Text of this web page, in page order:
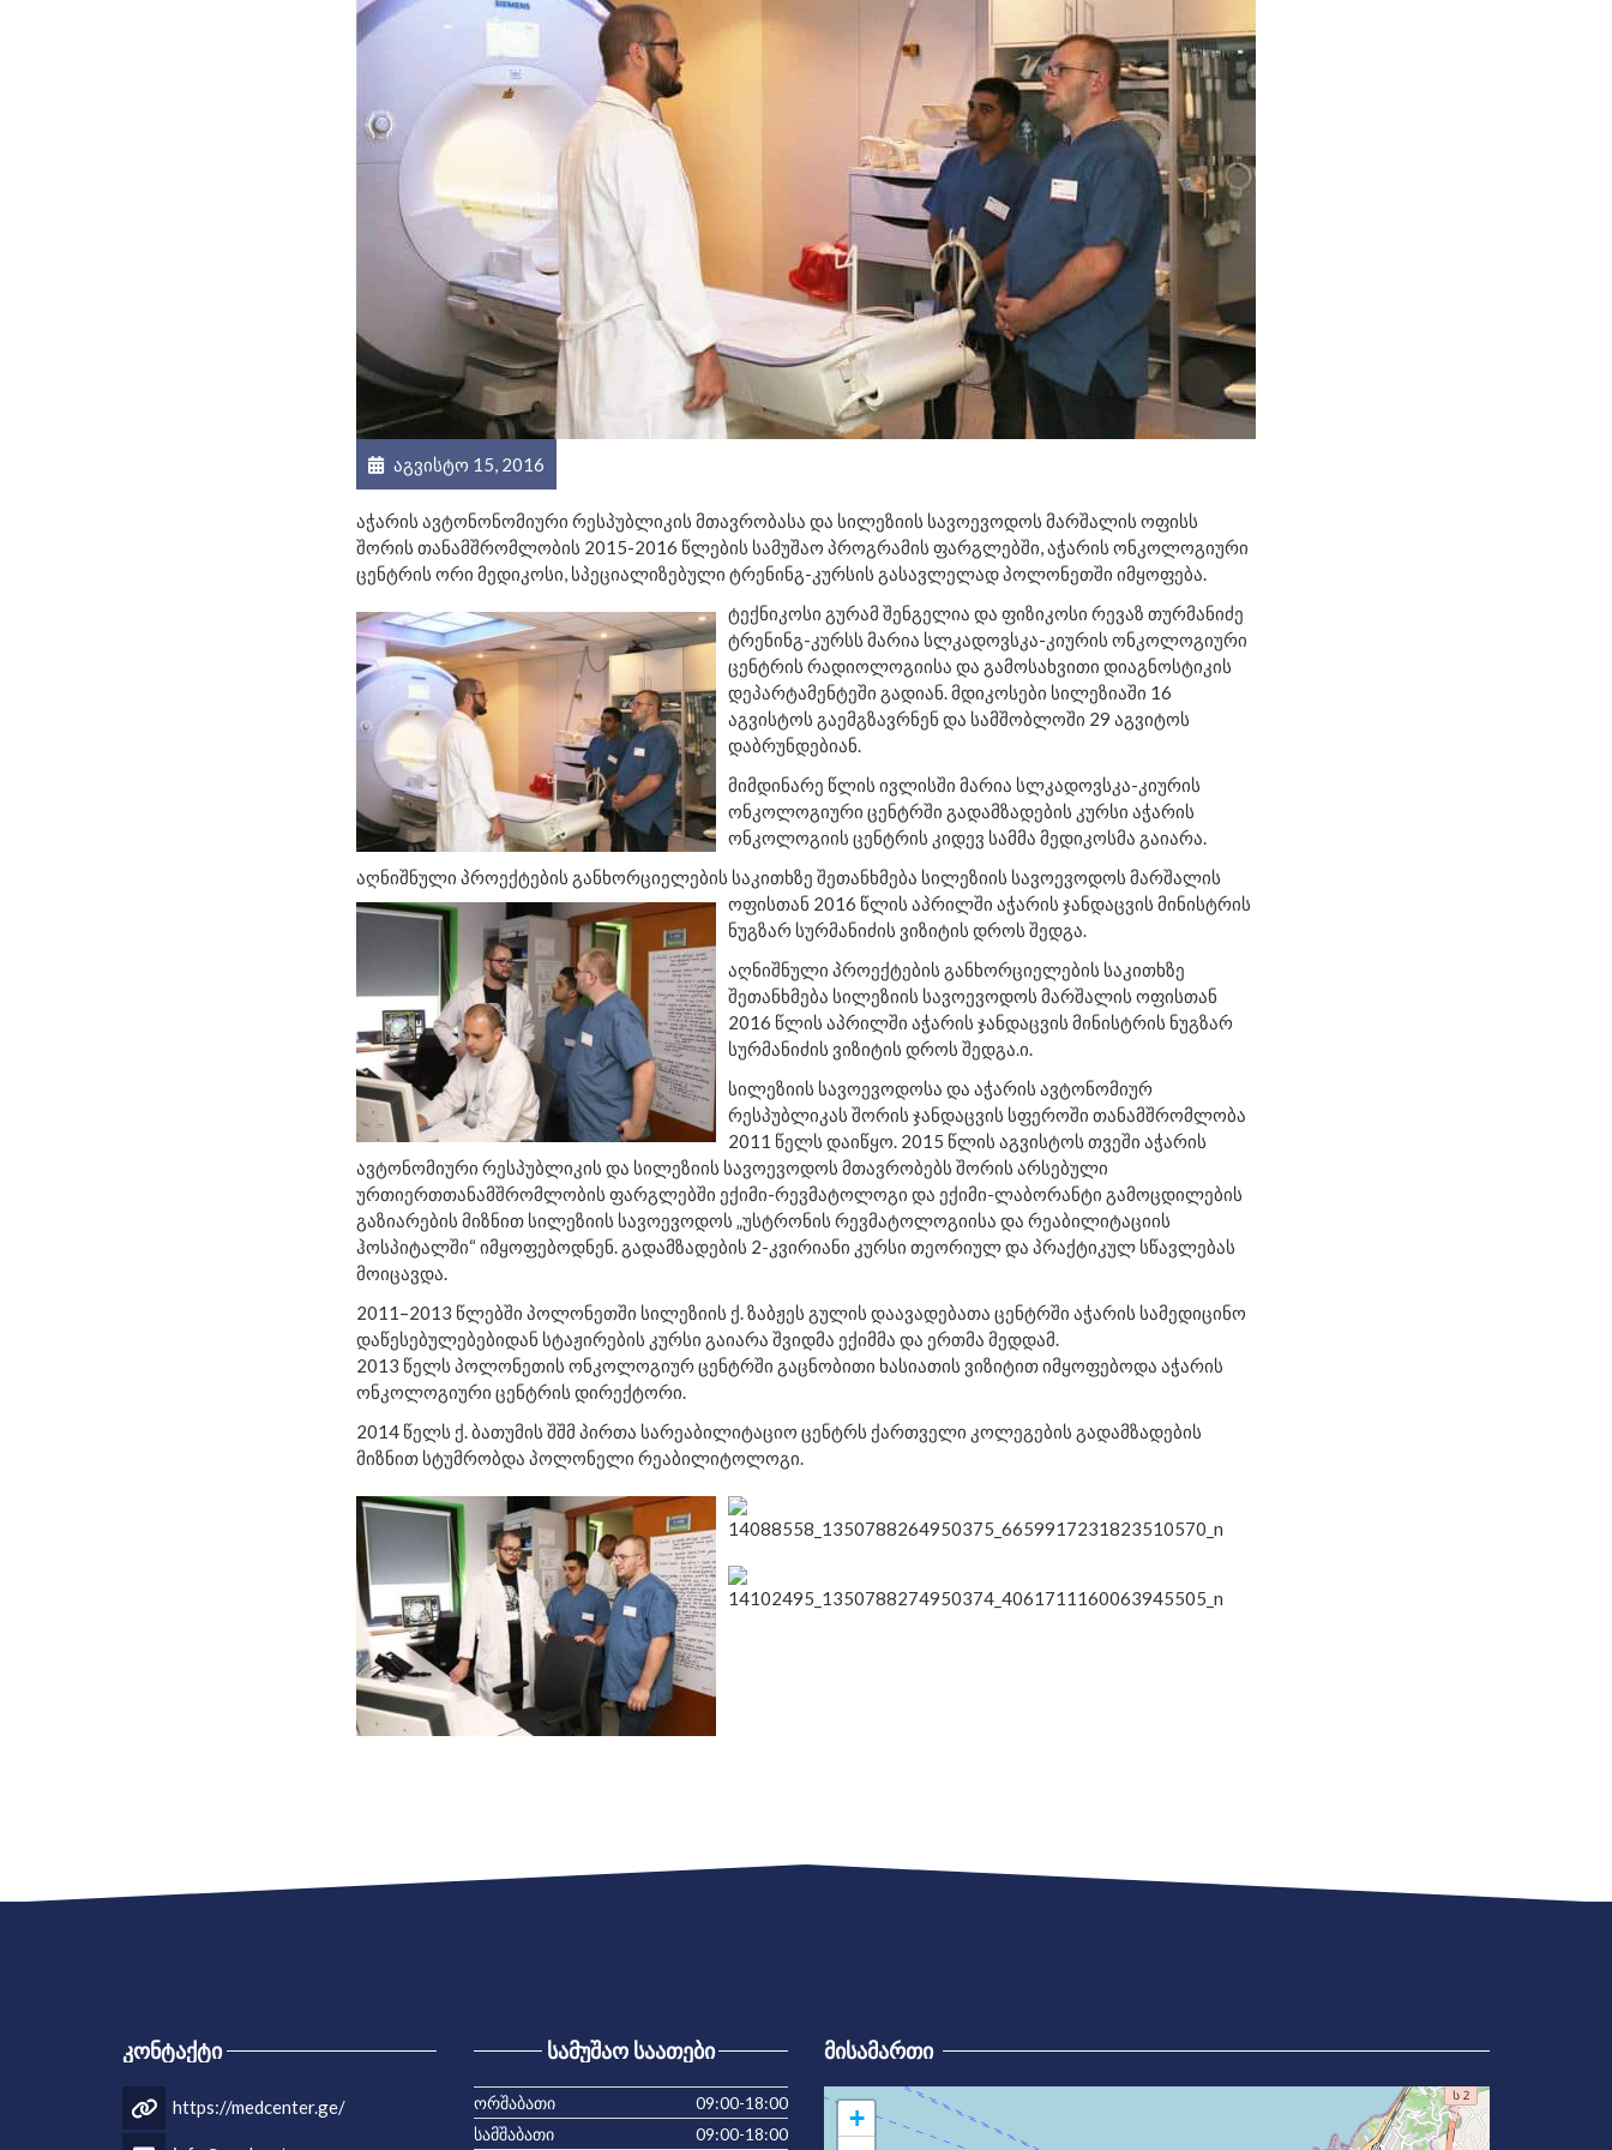
აგვისტო 15, 2016
აჭარის ავტონონომიური რესპუბლიკის მთავრობასა და სილეზიის სავოევოდოს მარშალის ოფისს
შორის თანამშრომლობის 2015-2016 წლების სამუშაო პროგრამის ფარგლებში, აჭარის ონკოლოგიური
ცენტრის ორი მედიკოსი, სპეციალიზებული ტრენინგ-კურსის გასავლელად პოლონეთში იმყოფება.
ტექნიკოსი გურამ შენგელია და ფიზიკოსი რევაზ თურმანიძე
ტრენინგ-კურსს მარია სლკადოვსკა-კიურის ონკოლოგიური
ცენტრის რადიოლოგიისა და გამოსახვითი დიაგნოსტიკის
დეპარტამენტეში გადიან. მდიკოსები სილეზიაში 16
აგვისტოს გაემგზავრნენ და სამშობლოში 29 აგვიტოს
დაბრუნდებიან.
მიმდინარე წლის ივლისში მარია სლკადოვსკა-კიურის
ონკოლოგიური ცენტრში გადამზადების კურსი აჭარის
ონკოლოგიის ცენტრის კიდევ სამმა მედიკოსმა გაიარა.
აღნიშნული პროექტების განხორციელების საკითხზე შეთანხმება სილეზიის სავოევოდოს მარშალის
ოფისთან 2016 წლის აპრილში აჭარის ჯანდაცვის მინისტრის
ნუგზარ სურმანიძის ვიზიტის დროს შედგა.
აღნიშნული პროექტების განხორციელების საკითხზე
შეთანხმება სილეზიის სავოევოდოს მარშალის ოფისთან
2016 წლის აპრილში აჭარის ჯანდაცვის მინისტრის ნუგზარ
სურმანიძის ვიზიტის დროს შედგა.ი.
სილეზიის სავოევოდოსა და აჭარის ავტონომიურ
რესპუბლიკას შორის ჯანდაცვის სფეროში თანამშრომლობა
2011 წელს დაიწყო. 2015 წლის აგვისტოს თვეში აჭარის
ავტონომიური რესპუბლიკის და სილეზიის სავოევოდოს მთავრობებს შორის არსებული
ურთიერთთანამშრომლობის ფარგლებში ექიმი-რევმატოლოგი და ექიმი-ლაბორანტი გამოცდილების
გაზიარების მიზნით სილეზიის სავოევოდოს „უსტრონის რევმატოლოგიისა და რეაბილიტაციის
ჰოსპიტალში“ იმყოფებოდნენ. გადამზადების 2-კვირიანი კურსი თეორიულ და პრაქტიკულ სწავლებას
მოიცავდა.
2011–2013 წლებში პოლონეთში სილეზიის ქ. ზაბჟეს გულის დაავადებათა ცენტრში აჭარის სამედიცინო
დაწესებულებებიდან სტაჟირების კურსი გაიარა შვიდმა ექიმმა და ერთმა მედდამ.
2013 წელს პოლონეთის ონკოლოგიურ ცენტრში გაცნობითი ხასიათის ვიზიტით იმყოფებოდა აჭარის
ონკოლოგიური ცენტრის დირექტორი.
2014 წელს ქ. ბათუმის შშმ პირთა სარეაბილიტაციო ცენტრს ქართველი კოლეგების გადამზადების
მიზნით სტუმრობდა პოლონელი რეაბილიტოლოგი.
ᲙᲝᲜᲢᲐᲥᲢᲘ
https://medcenter.ge/
ᲡᲐᲛᲣᲨᲐᲝ ᲡᲐᲐᲗᲔᲑᲘ
ორშაბათი
09:00-18:00
სამშაბათი
09:00-18:00
ᲛᲘᲡᲐᲛᲐᲠᲗᲘ
+